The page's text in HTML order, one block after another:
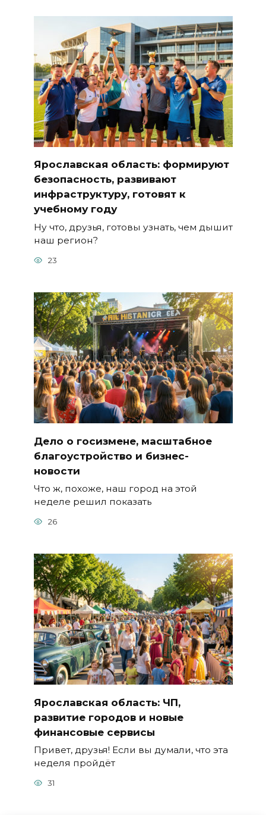
Ярославская область: формируют
безопасность, развивают
инфраструктуру, готовят к
учебному году
Ну что, друзья, готовы узнать, чем дышит
наш регион?
23
Дело о госизмене, масштабное
благоустройство и бизнес-
новости
Что ж, похоже, наш город на этой
неделе решил показать
26
Ярославская область: ЧП,
развитие городов и новые
финансовые сервисы
Привет, друзья! Если вы думали, что эта
неделя пройдёт
31